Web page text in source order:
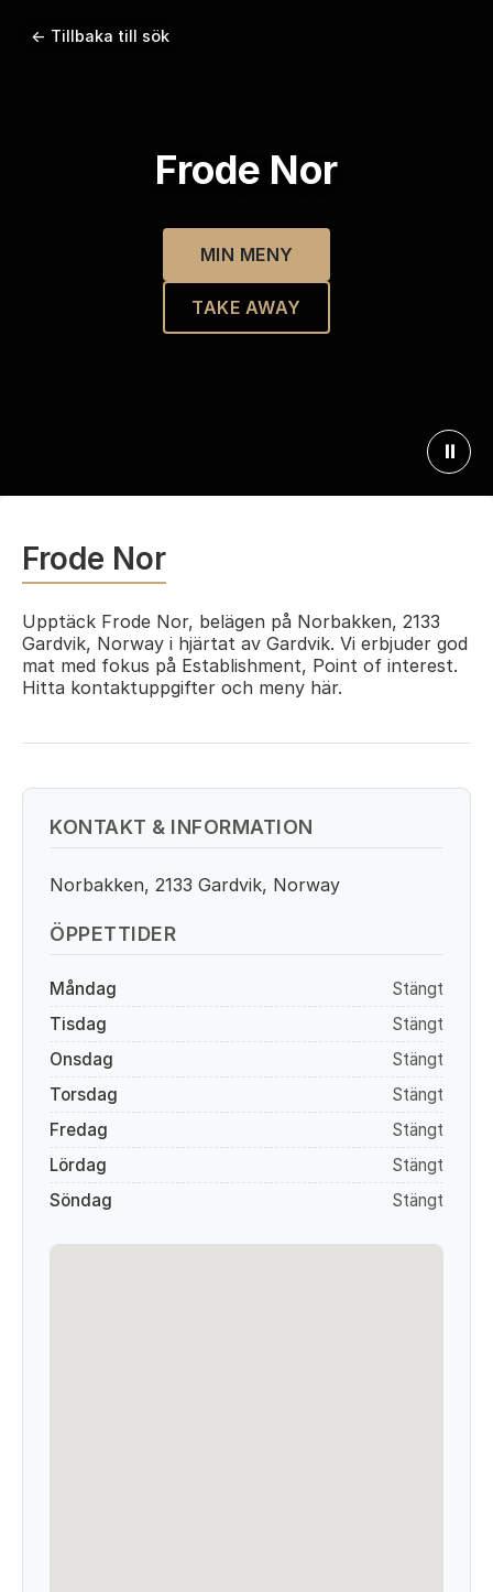
← Tillbaka till sök
Frode Nor
MIN MENY
TAKE AWAY
⏸
Frode Nor
Upptäck Frode Nor, belägen på Norbakken, 2133
Gardvik, Norway i hjärtat av Gardvik. Vi erbjuder god
mat med fokus på Establishment, Point of interest.
Hitta kontaktuppgifter och meny här.
KONTAKT & INFORMATION
Norbakken, 2133 Gardvik, Norway
ÖPPETTIDER
Måndag
Stängt
Tisdag
Stängt
Onsdag
Stängt
Torsdag
Stängt
Fredag
Stängt
Lördag
Stängt
Söndag
Stängt